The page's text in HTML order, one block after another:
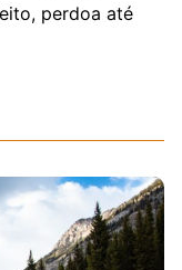
perdoa até